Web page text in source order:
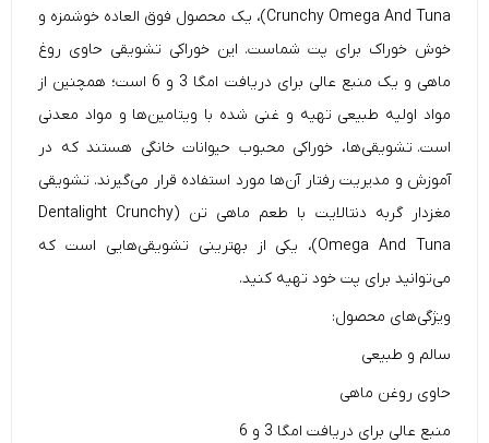
Crunchy Omega And Tuna)، یک محصول فوق العاده خوشمزه و
خوش خوراک برای پت شماست. این خوراکی تشویقی حاوی روغ
ماهی و یک منبع عالی برای دریافت امگا 3 و 6 است؛ همچنین از
مواد اولیه طبیعی تهیه و غنی شده با ویتامین‌ها و مواد معدنی
است. تشویقی‌‌ها، خوراکی محبوب حیوانات خانگی هستند که در
آموزش و مدیریت رفتار آن‌ها مورد استفاده قرار می‌گیرند. تشویقی
مغزدار گربه دنتالایت با طعم ماهی تن (Dentalight Crunchy
Omega And Tuna)، یکی از بهترینی تشویقی‌هایی است که
می‌توانید برای پت خود تهیه کنید.
ویژگی‌های محصول:
سالم و طبیعی
حاوی روغن ماهی
منبع عالی برای دریافت امگا 3 و 6